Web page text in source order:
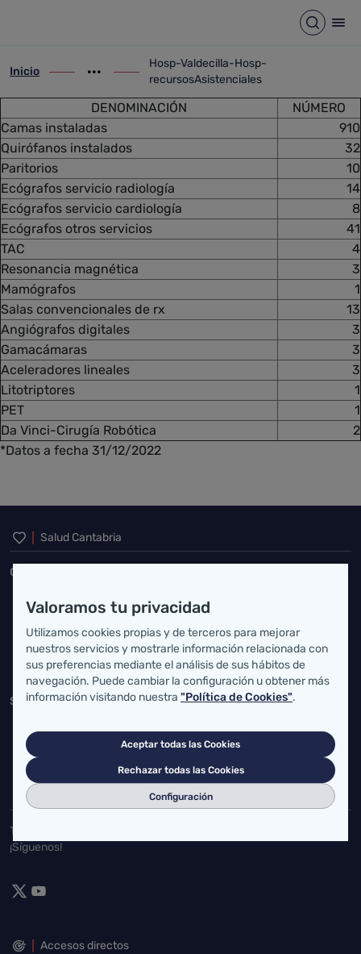
Abrir
ir-a inicio
Inicio
Mostrar opciones del camino de migas
ir-a Hosp-Valdecilla-Hosp-
Hosp-Valdecilla-Hosp-
recursosAsistenciales
DENOMINACIÓN
NÚMERO
Camas instaladas
910
Quirófanos instalados
32
Paritorios
10
Ecógrafos servicio radiología
14
Ecógrafos servicio cardiología
8
Ecógrafos otros servicios
41
TAC
4
Resonancia magnética
3
Mamógrafos
1
Salas convencionales de rx
13
Angiógrafos digitales
3
Gamacámaras
3
Aceleradores lineales
3
Litotriptores
1
PET
1
Da Vinci-Cirugía Robótica
2
*Datos a fecha 31/12/2022
Inicio del pie de página
Salud Cantabria
Consejería de Salud
Federico Vial 13, 39009 Santander, Cantabria
atencionusuario@cantabria.es
942208130 942395562
Servicio Cántabro de Salud
buzgen.dg@scsalud.es
942202770 942202772
Toda la actualidad de Salud Cantabria en las redes sociales.
¡Síguenos!
Accesos directos
Valoramos tu privacidad
Utilizamos cookies propias y de terceros para mejorar
nuestros servicios y mostrarle información relacionada con
sus preferencias mediante el análisis de sus hábitos de
navegación. Puede cambiar la configuración u obtener más
información visitando nuestra "Política de Cookies".
Aceptar todas las Cookies
Rechazar todas las Cookies
Configuración